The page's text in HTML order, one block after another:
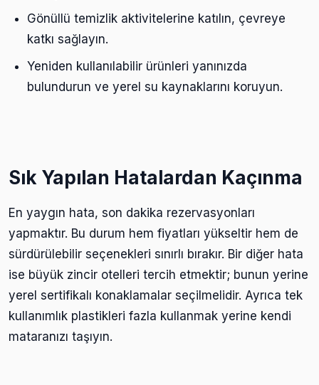
Gönüllü temizlik aktivitelerine katılın, çevreye
katkı sağlayın.
Yeniden kullanılabilir ürünleri yanınızda
bulundurun ve yerel su kaynaklarını koruyun.
Sık Yapılan Hatalardan Kaçınma
En yaygın hata, son dakika rezervasyonları
yapmaktır. Bu durum hem fiyatları yükseltir hem de
sürdürülebilir seçenekleri sınırlı bırakır. Bir diğer hata
ise büyük zincir otelleri tercih etmektir; bunun yerine
yerel sertifikalı konaklamalar seçilmelidir. Ayrıca tek
kullanımlık plastikleri fazla kullanmak yerine kendi
mataranızı taşıyın.